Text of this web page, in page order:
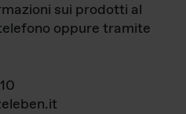
sui prodotti al
oppure tramite